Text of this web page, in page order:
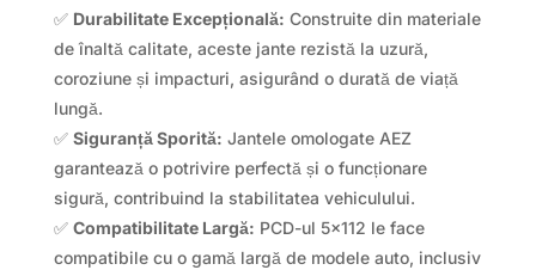
✅ Durabilitate Excepțională: Construite din materiale
de înaltă calitate, aceste jante rezistă la uzură,
coroziune și impacturi, asigurând o durată de viață
lungă.
✅ Siguranță Sporită: Jantele omologate AEZ
garantează o potrivire perfectă și o funcționare
sigură, contribuind la stabilitatea vehiculului.
✅ Compatibilitate Largă: PCD-ul 5×112 le face
compatibile cu o gamă largă de modele auto, inclusiv